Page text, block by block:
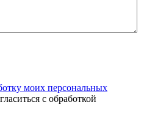
моих персональных
с обработкой